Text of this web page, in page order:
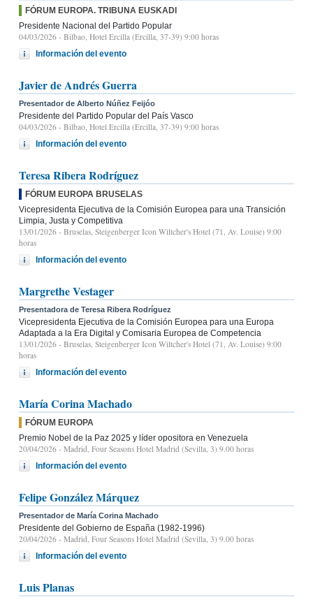
FÓRUM EUROPA. TRIBUNA EUSKADI
Presidente Nacional del Partido Popular
04/03/2026 - Bilbao, Hotel Ercilla (Ercilla, 37-39) 9:00 horas
Información del evento
Javier de Andrés Guerra
Presentador de Alberto Núñez Feijóo
Presidente del Partido Popular del País Vasco
04/03/2026 - Bilbao, Hotel Ercilla (Ercilla, 37-39) 9:00 horas
Información del evento
Teresa Ribera Rodríguez
FÓRUM EUROPA BRUSELAS
Vicepresidenta Ejecutiva de la Comisión Europea para una Transición
Limpia, Justa y Competitiva
13/01/2026 - Bruselas, Steigenberger Icon Wiltcher's Hotel (71, Av. Louise) 9:00
horas
Información del evento
Margrethe Vestager
Presentadora de Teresa Ribera Rodríguez
Vicepresidenta Ejecutiva de la Comisión Europea para una Europa
Adaptada a la Era Digital y Comisaria Europea de Competencia
13/01/2026 - Bruselas, Steigenberger Icon Wiltcher's Hotel (71, Av. Louise) 9:00
horas
Información del evento
María Corina Machado
FÓRUM EUROPA
Premio Nobel de la Paz 2025 y líder opositora en Venezuela
20/04/2026 - Madrid, Four Seasons Hotel Madrid (Sevilla, 3) 9.00 horas
Información del evento
Felipe González Márquez
Presentador de María Corina Machado
Presidente del Gobierno de España (1982-1996)
20/04/2026 - Madrid, Four Seasons Hotel Madrid (Sevilla, 3) 9.00 horas
Información del evento
Luis Planas